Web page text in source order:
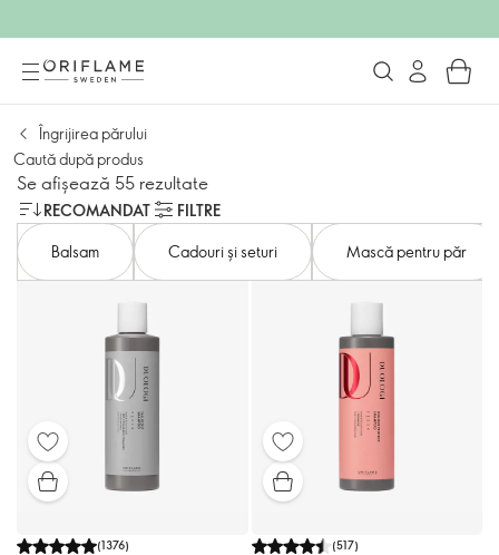
Îngrijirea părului
Caută după produs
Se afișează 55 rezultate
RECOMANDAT
FILTRE
Balsam
Cadouri și seturi Mască pentru păr
(1376)
(517)